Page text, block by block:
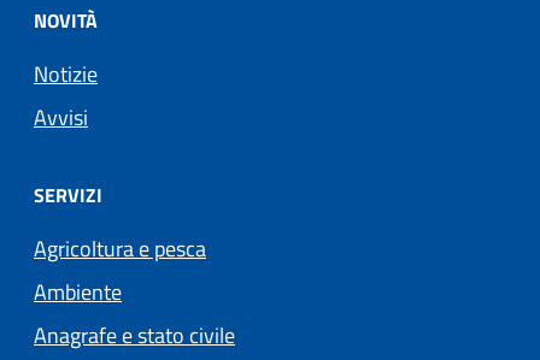
NOVITÀ
Notizie
Avvisi
SERVIZI
Agricoltura e pesca
Ambiente
Anagrafe e stato civile